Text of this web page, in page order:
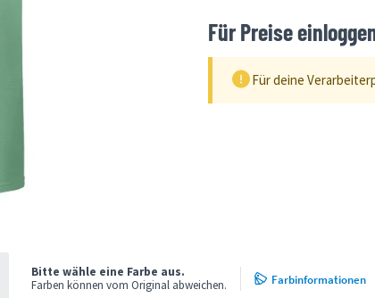
Für Preise
Für deine
Bitte wähle eine Farbe aus.
Farben können vom Original abweichen.
Farbinformationen